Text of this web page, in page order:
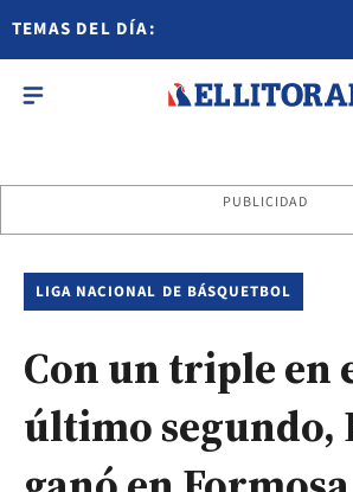
TEMAS DEL DÍA:
PUBLICIDAD
LIGA NACIONAL DE BÁSQUETBOL
Con un triple en
último segundo,